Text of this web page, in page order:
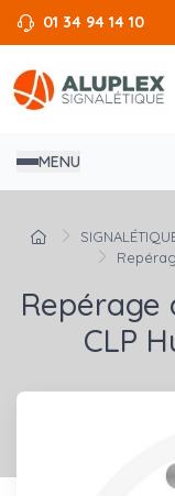
01 34 94 14 10
MENU
Repérage
CLP